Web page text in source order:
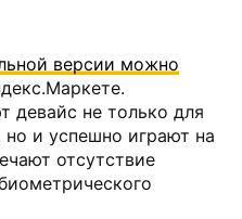
версии можно
девайс не только для
и успешно играют на
отсутствие